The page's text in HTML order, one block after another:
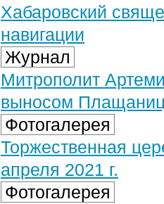
Хабаровский
навигации
Журнал
Митрополит
выносом
Фотогалерея
Торжественная
апреля 2021 г.
Фотогалерея